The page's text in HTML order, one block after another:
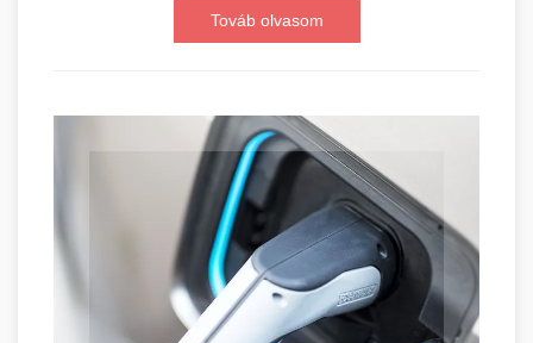
Továb olvasom